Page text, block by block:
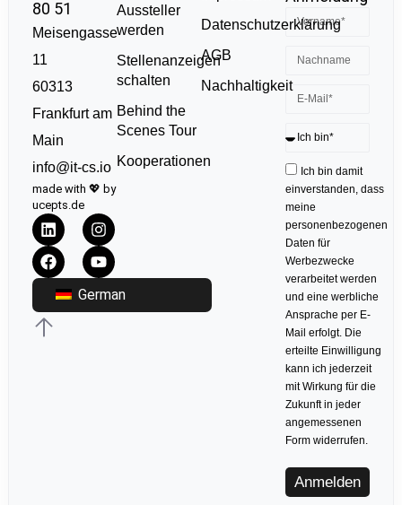
80 51
Meisengasse
11
60313
Frankfurt am
Main
info@it-cs.io
made with 💖 by
ucepts.de
German
Aussteller
werden
Stellenanzeigen
schalten
Behind the
Scenes Tour
Kooperationen
Datenschutzerklärung
AGB
Nachhaltigkeit
Ich bin damit
einverstanden, dass
meine
personenbezogenen
Daten für
Werbezwecke
verarbeitet werden
und eine werbliche
Ansprache per E-
Mail erfolgt. Die
erteilte Einwilligung
kann ich jederzeit
mit Wirkung für die
Zukunft in jeder
angemessenen
Form widerrufen.
Anmelden